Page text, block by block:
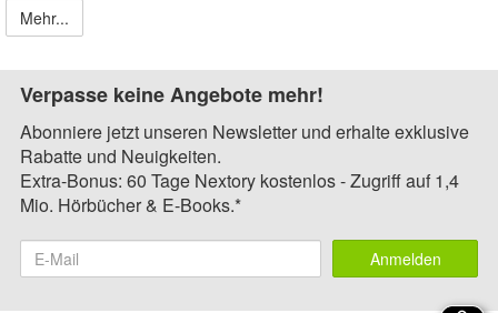
Mehr...
Verpasse keine Angebote mehr!
Abonniere jetzt unseren Newsletter und erhalte exklusive
Rabatte und Neuigkeiten.
Extra-Bonus: 60 Tage Nextory kostenlos - Zugriff auf 1,4
Mio. Hörbücher & E-Books.*
Anmelden